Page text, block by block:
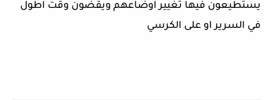
يستطيعون فيها تغيير اوضاعهم ويقضون وقت اطول
في السرير او على الكرسي